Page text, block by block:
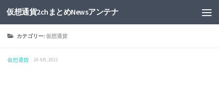
仮想通貨2chまとめNewsアンテナ
カテゴリー:仮想通貨
仮想通貨 · 20 4月, 2021